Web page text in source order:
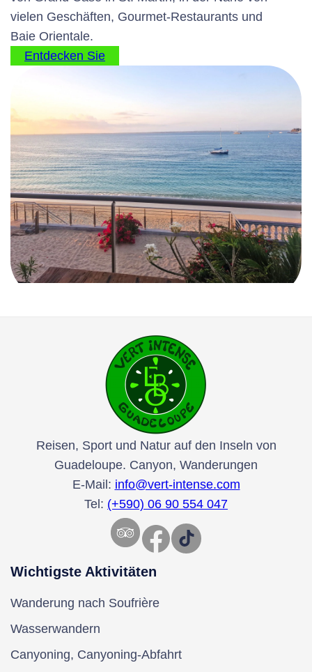
vielen Geschäften, Gourmet-Restaurants und
Baie Orientale.
Entdecken Sie
Reisen, Sport und Natur auf den Inseln von
Guadeloupe. Canyon, Wanderungen
E-Mail: info@vert-intense.com
Tel: (+590) 06 90 554 047
Facebook TikTok
Wichtigste Aktivitäten
Wanderung nach Soufrière
Wasserwandern
Canyoning, Canyoning-Abfahrt